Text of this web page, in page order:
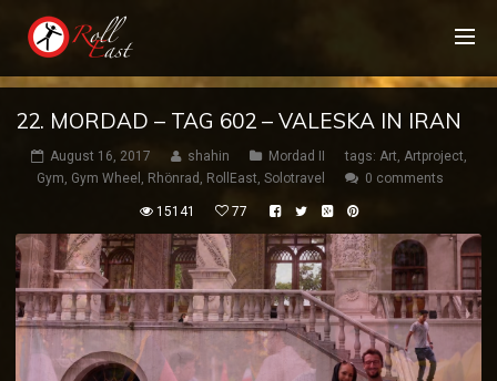
22. MORDAD – TAG 602 – VALESKA IN IRAN
August 16, 2017 shahin Mordad II tags: Art, Artproject,
Gym, Gym Wheel , Rhönrad , RollEast, Solotravel 0 comments
15141 77